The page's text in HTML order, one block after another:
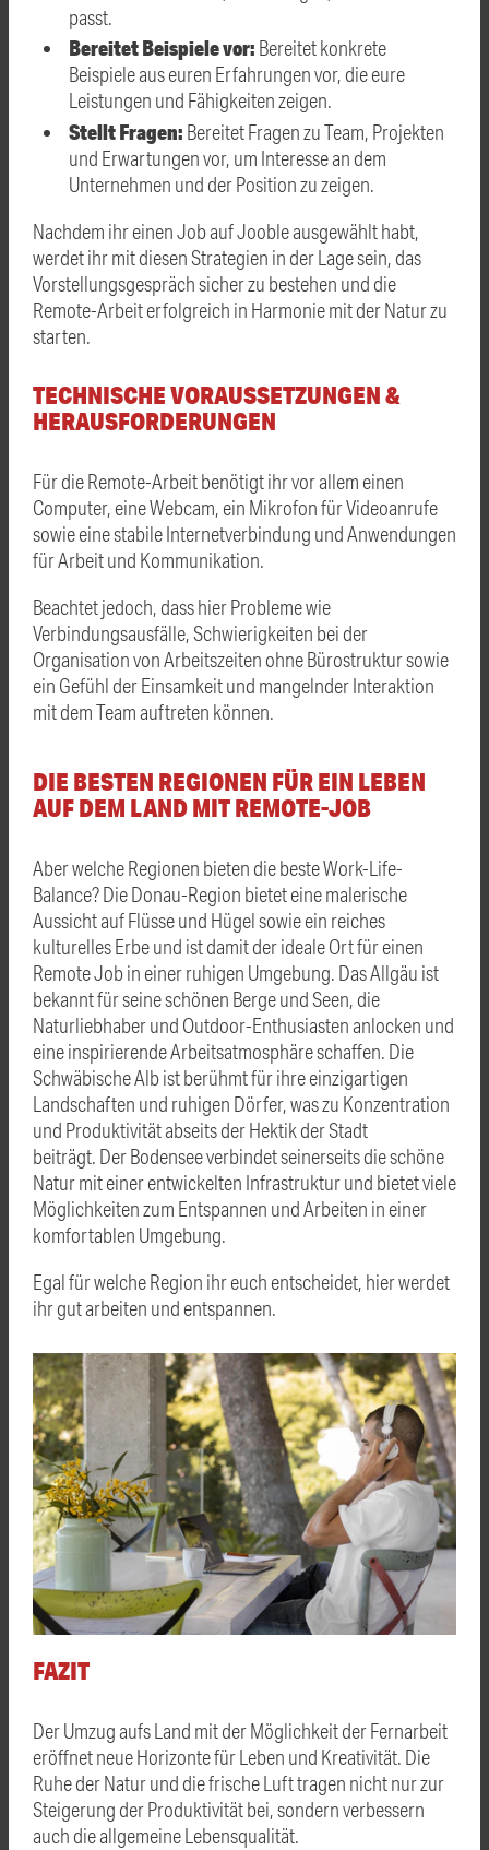
passt.
Bereitet Beispiele vor: Bereitet konkrete
Beispiele aus euren Erfahrungen vor, die eure
Leistungen und Fähigkeiten zeigen.
Stellt Fragen: Bereitet Fragen zu Team, Projekten
und Erwartungen vor, um Interesse an dem
Unternehmen und der Position zu zeigen.
Nachdem ihr einen Job auf Jooble ausgewählt habt,
werdet ihr mit diesen Strategien in der Lage sein, das
Vorstellungsgespräch sicher zu bestehen und die
Remote-Arbeit erfolgreich in Harmonie mit der Natur zu
starten.
TECHNISCHE VORAUSSETZUNGEN &
HERAUSFORDERUNGEN
Für die Remote-Arbeit benötigt ihr vor allem einen
Computer, eine Webcam, ein Mikrofon für Videoanrufe
sowie eine stabile Internetverbindung und Anwendungen
für Arbeit und Kommunikation.
Beachtet jedoch, dass hier Probleme wie
Verbindungsausfälle, Schwierigkeiten bei der
Organisation von Arbeitszeiten ohne Bürostruktur sowie
ein Gefühl der Einsamkeit und mangelnder Interaktion
mit dem Team auftreten können.
DIE BESTEN REGIONEN FÜR EIN LEBEN
AUF DEM LAND MIT REMOTE-JOB
Aber welche Regionen bieten die beste Work-Life-
Balance? Die Donau-Region bietet eine malerische
Aussicht auf Flüsse und Hügel sowie ein reiches
kulturelles Erbe und ist damit der ideale Ort für einen
Remote Job in einer ruhigen Umgebung. Das Allgäu ist
bekannt für seine schönen Berge und Seen, die
Naturliebhaber und Outdoor-Enthusiasten anlocken und
eine inspirierende Arbeitsatmosphäre schaffen. Die
Schwäbische Alb ist berühmt für ihre einzigartigen
Landschaften und ruhigen Dörfer, was zu Konzentration
und Produktivität abseits der Hektik der Stadt
beiträgt. Der Bodensee verbindet seinerseits die schöne
Natur mit einer entwickelten Infrastruktur und bietet viele
Möglichkeiten zum Entspannen und Arbeiten in einer
komfortablen Umgebung.
Egal für welche Region ihr euch entscheidet, hier werdet
ihr gut arbeiten und entspannen.
FAZIT
Der Umzug aufs Land mit der Möglichkeit der Fernarbeit
eröffnet neue Horizonte für Leben und Kreativität. Die
Ruhe der Natur und die frische Luft tragen nicht nur zur
Steigerung der Produktivität bei, sondern verbessern
auch die allgemeine Lebensqualität.